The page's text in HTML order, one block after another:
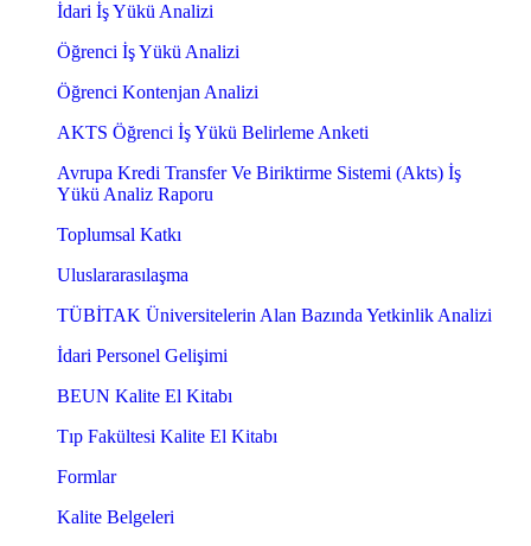
İdari İş Yükü Analizi
Öğrenci İş Yükü Analizi
Öğrenci Kontenjan Analizi
AKTS Öğrenci İş Yükü Belirleme Anketi
Avrupa Kredi Transfer Ve Biriktirme Sistemi (Akts) İş
Yükü Analiz Raporu
Toplumsal Katkı
Uluslararasılaşma
TÜBİTAK Üniversitelerin Alan Bazında Yetkinlik Analizi
İdari Personel Gelişimi
BEUN Kalite El Kitabı
Tıp Fakültesi Kalite El Kitabı
Formlar
Kalite Belgeleri